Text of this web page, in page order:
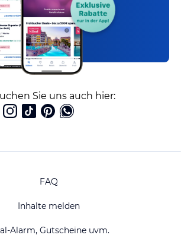
Sie uns auch hier:
FAQ
Inhalte melden
Alarm, Gutscheine uvm.